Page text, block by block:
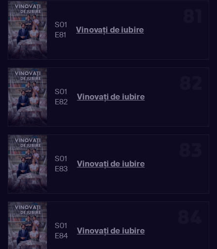
S01
E81
Vinovaţi de iubire
S01
E82
Vinovaţi de iubire
S01
E83
Vinovaţi de iubire
S01
E84
Vinovaţi de iubire